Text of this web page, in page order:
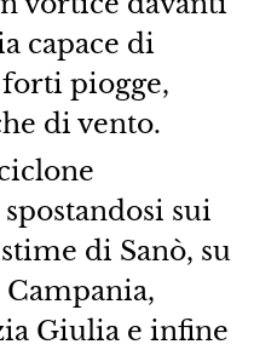
capace di
piogge,
di vento.
sui
di Sanò, su
Campania,
Giulia e infine